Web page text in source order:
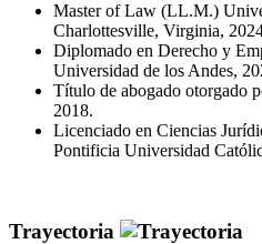
Master of Law (LL.M.)
Charlottesville, Virginia,
Diplomado en Derecho y
Universidad de los Andes,
Título de abogado otorgado
2018.
Licenciado en Ciencias
Pontificia Universidad
Trayectoria